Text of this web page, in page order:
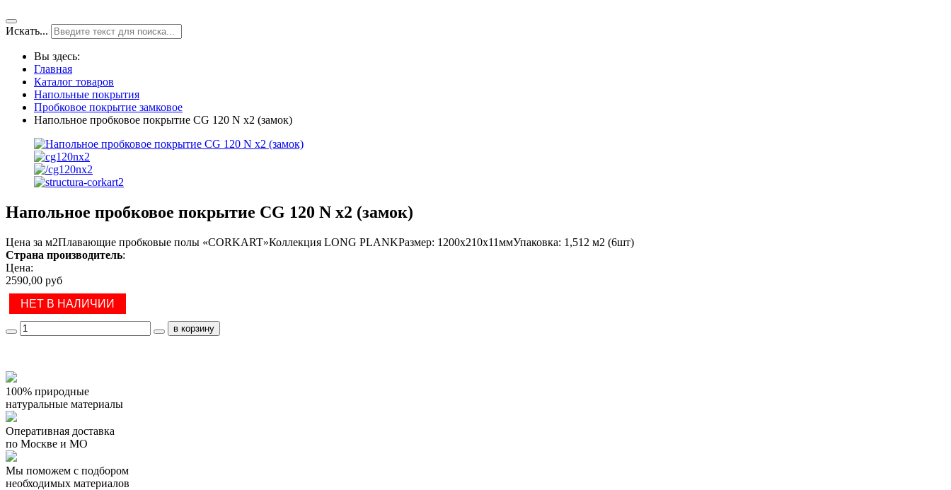
Искать...
Вы здесь:
Главная
Каталог товаров
Напольные покрытия
Пробковое покрытие замковое
Напольное пробковое покрытие CG 120 N x2 (замок)
Напольное пробковое покрытие CG 120 N x2 (замок)
Цена за м2Плавающие пробковые полы «CORKART»Коллекция LONG PLANKРазмер: 1200х210х11ммУпаковка: 1,512 м2 (6шт)
Страна производитель:
Цена:
2590,00 руб
НЕТ В НАЛИЧИИ
100% природные
натуральные материалы
Оперативная доставка
по Москве и МО
Мы поможем с подбором
необходимых материалов